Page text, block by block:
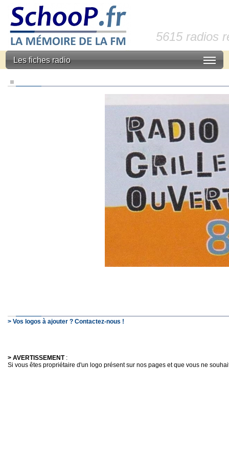
5615 radios
Les fiches radio
> Vos logos à ajouter ? Contactez-nous !
> AVERTISSEMENT:
Si vous êtes propriétaire d'un logo présent sur nos pages et que vous ne